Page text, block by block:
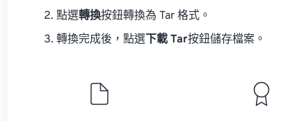
點選轉換按鈕轉換為 Tar 格式。
轉換完成後，點選 下載 Tar按鈕儲存檔案。